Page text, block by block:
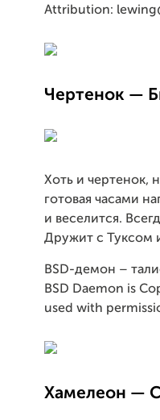
Attribution:
Чертенок —
Хоть и чертенок,
готовая часами
и веселится.
Дружит с Туксом
BSD-демон –
BSD Daemon is
used with
Хамелеон —